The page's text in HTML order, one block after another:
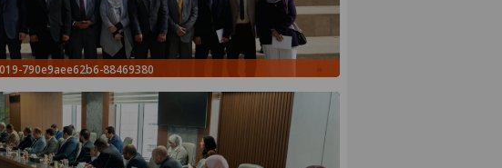
88469380-a7fa-4f2e-b019-790e9aee62b6